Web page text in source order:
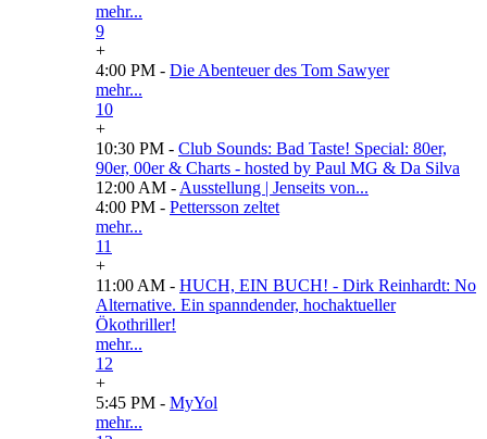
mehr...
9
+
4:00 PM - Die Abenteuer des Tom Sawyer
mehr...
10
+
10:30 PM - Club Sounds: Bad Taste! Special: 80er,
90er, 00er & Charts - hosted by Paul MG & Da Silva
12:00 AM - Ausstellung | Jenseits von...
4:00 PM - Pettersson zeltet
mehr...
11
+
11:00 AM - HUCH, EIN BUCH! - Dirk Reinhardt: No
Alternative. Ein spanndender, hochaktueller
Ökothriller!
mehr...
12
+
5:45 PM - MyYol
mehr...